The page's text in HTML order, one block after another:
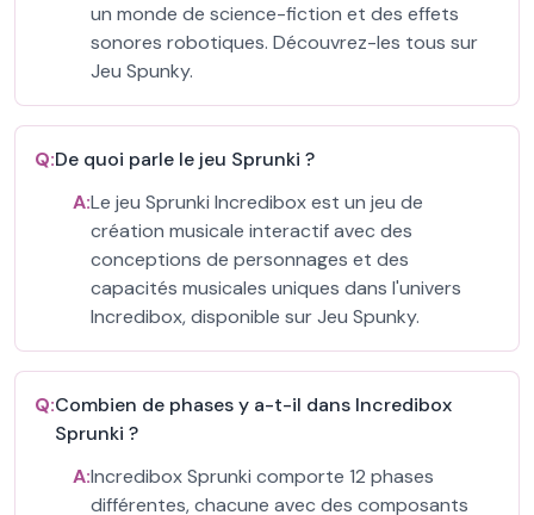
un monde de science-fiction et des effets
sonores robotiques. Découvrez-les tous sur
Jeu Spunky.
Q:De quoi parle le jeu Sprunki ?
A:Le jeu Sprunki Incredibox est un jeu de
création musicale interactif avec des
conceptions de personnages et des
capacités musicales uniques dans l'univers
Incredibox, disponible sur Jeu Spunky.
Q:Combien de phases y a-t-il dans Incredibox
Sprunki ?
A:Incredibox Sprunki comporte 12 phases
différentes, chacune avec des composants